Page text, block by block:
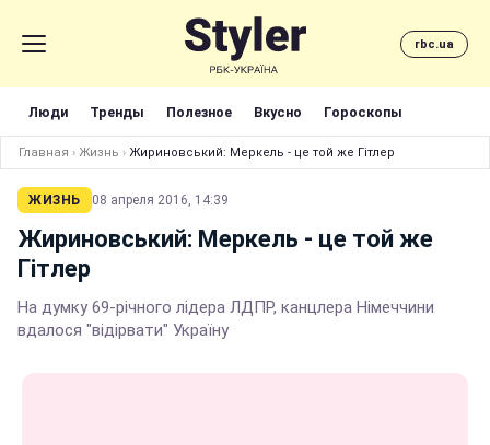
rbc.ua
Люди Тренды Полезное Вкусно Гороскопы
Главная › Жизнь › Жириновський: Меркель - це той же Гітлер
ЖИЗНЬ 08 апреля 2016, 14:39
Жириновський: Меркель - це той же
Гітлер
На думку 69-річного лідера ЛДПР, канцлера Німеччини
вдалося "відірвати" Україну